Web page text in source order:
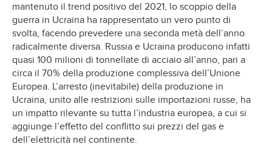
mantenuto il trend positivo del 2021, lo scoppio della
guerra in Ucraina ha rappresentato un vero punto di
svolta, facendo prevedere una seconda metà dell’anno
radicalmente diversa. Russia e Ucraina producono infatti
quasi 100 milioni di tonnellate di acciaio all’anno, pari a
circa il 70% della produzione complessiva dell’Unione
Europea. L’arresto (inevitabile) della produzione in
Ucraina, unito alle restrizioni sulle importazioni russe, ha
un impatto rilevante su tutta l’industria europea, a cui si
aggiunge l’effetto del conflitto sui prezzi del gas e
dell’elettricità nel continente.